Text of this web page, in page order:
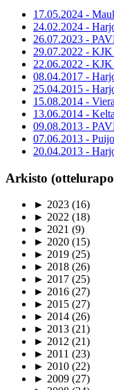
17.05.2024 -
24.02.2024 -
26.07.2023 -
29.07.2022 - KJK
22.06.2022 -
08.04.2017 -
25.04.2015 -
15.08.2014 -
13.06.2014 -
09.08.2013 -
07.06.2013 -
20.04.2013 -
Arkisto
► 2023 (16)
► 2022 (18)
► 2021 (9)
► 2020 (15)
► 2019 (25)
► 2018 (26)
► 2017 (25)
► 2016 (27)
► 2015 (27)
► 2014 (26)
► 2013 (21)
► 2012 (21)
► 2011 (23)
► 2010 (22)
► 2009 (27)